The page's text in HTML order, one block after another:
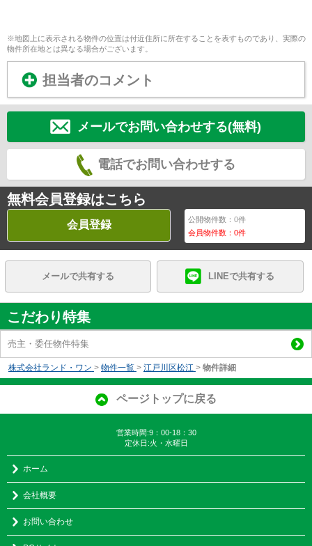
※地図上に表示される物件の位置は付近住所に所在することを表すものであり、実際の
物件所在地とは異なる場合がございます。
担当者のコメント
メールでお問い合わせする(無料)
電話でお問い合わせする
無料会員登録はこちら
会員登録 公開物件数：0件
会員物件数：0件
メールで共有する LINEで共有する
こだわり特集
売主・委任物件特集
株式会社ランド・ワン > 物件一覧 > 江戸川区松江 > 物件詳細
ページトップに戻る
営業時間:9：00-18：30
定休日:火・水曜日
ホーム
会社概要
お問い合わせ